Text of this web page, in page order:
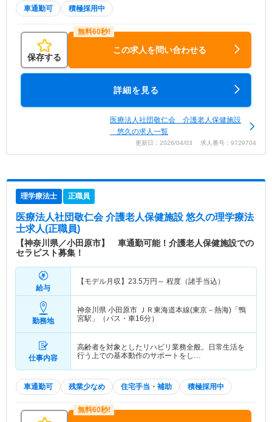
車通勤可 積極採用中
保存する
この求人を問い合わせる
詳細を見る
医療法人社団敬仁会 介護老人保健施設
悠久の求人一覧
更新日：2026/04/03 求人番号：9729704
理学療法士 正職員
医療法人社団敬仁会 介護老人保健施設 悠久の理学療法
士求人(正職員)
【神奈川県／小田原市】 車通勤可能！介護老人保健施設での
セラピスト募集！
給与
【モデル月収】 23.5万円～ 程度（諸手当込）
勤務地
神奈川県 小田原市 ＪＲ東海道本線(東京－熱海)「鴨
宮駅」（バス・車16分）
仕事内容
高齢者を対象としたリハビリ業務全般。日常生活を
行う上での基本動作のサポートをし…
車通勤可 残業少なめ 住宅手当・補助 積極採用中